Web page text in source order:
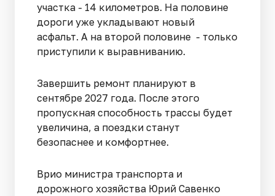
участка - 14 километров. На половине
дороги уже укладывают новый
асфальт. А на второй половине - только
приступили к выравниванию.
Завершить ремонт планируют в
сентябре 2027 года. После этого
пропускная способность трассы будет
увеличина, а поездки станут
безопаснее и комфортнее.
Врио министра транспорта и
дорожного хозяйства Юрий Савенко